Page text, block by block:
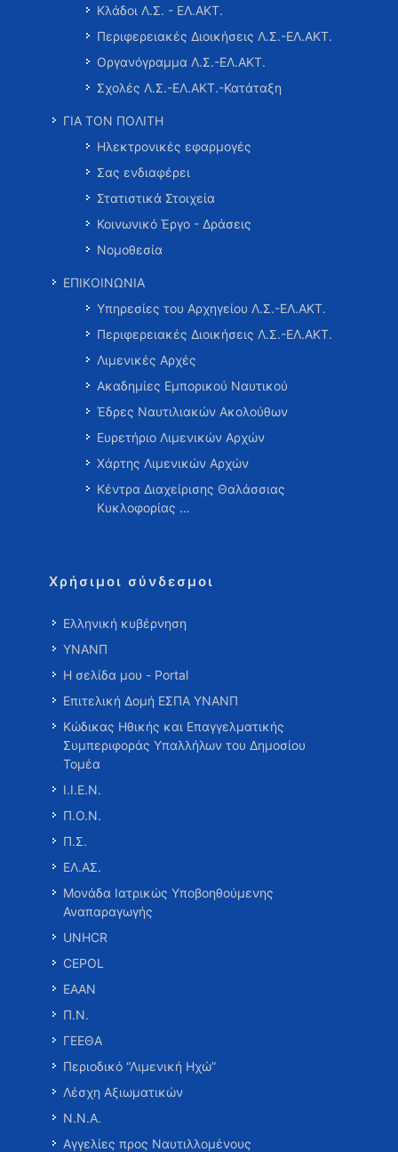
Κλάδοι Λ.Σ. - ΕΛ.ΑΚΤ.
Περιφερειακές Διοικήσεις Λ.Σ.-ΕΛ.ΑΚΤ.
Οργανόγραμμα Λ.Σ.-ΕΛ.ΑΚΤ.
Σχολές Λ.Σ.-ΕΛ.ΑΚΤ.-Κατάταξη
ΓΙΑ ΤΟΝ ΠΟΛΙΤΗ
Ηλεκτρονικές εφαρμογές
Σας ενδιαφέρει
Στατιστικά Στοιχεία
Κοινωνικό Έργο - Δράσεις
Νομοθεσία
ΕΠΙΚΟΙΝΩΝΙΑ
Υπηρεσίες του Αρχηγείου Λ.Σ.-ΕΛ.ΑΚΤ.
Περιφερειακές Διοικήσεις Λ.Σ.-ΕΛ.ΑΚΤ.
Λιμενικές Αρχές
Ακαδημίες Εμπορικού Ναυτικού
Έδρες Ναυτιλιακών Ακολούθων
Ευρετήριο Λιμενικών Αρχών
Χάρτης Λιμενικών Αρχών
Κέντρα Διαχείρισης Θαλάσσιας
Κυκλοφορίας …
Χρήσιμοι σύνδεσμοι
Ελληνική κυβέρνηση
ΥΝΑΝΠ
Η σελίδα μου - Portal
Επιτελική Δομή ΕΣΠΑ ΥΝΑΝΠ
Κώδικας Ηθικής και Επαγγελματικής
Συμπεριφοράς Υπαλλήλων του Δημοσίου
Τομέα
Ι.Ι.Ε.Ν.
Π.Ο.Ν.
Π.Σ.
ΕΛ.ΑΣ.
Μονάδα Ιατρικώς Υποβοηθούμενης
Αναπαραγωγής
UNHCR
CEPOL
ΕΑΑΝ
Π.Ν.
ΓΕΕΘΑ
Περιοδικό “Λιμενική Ηχώ”
Λέσχη Αξιωματικών
Ν.Ν.Α.
Αγγελίες προς Ναυτιλλομένους